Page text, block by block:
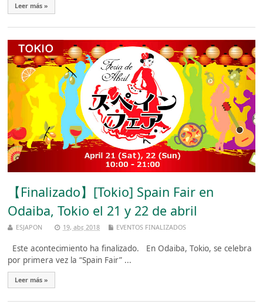
Leer más »
【Finalizado】[Tokio] Spain Fair en
Odaiba, Tokio el 21 y 22 de abril
ESJAPON 19, abr, 2018 EVENTOS FINALIZADOS
Este acontecimiento ha finalizado. En Odaiba, Tokio, se celebra
por primera vez la “Spain Fair” ...
Leer más »